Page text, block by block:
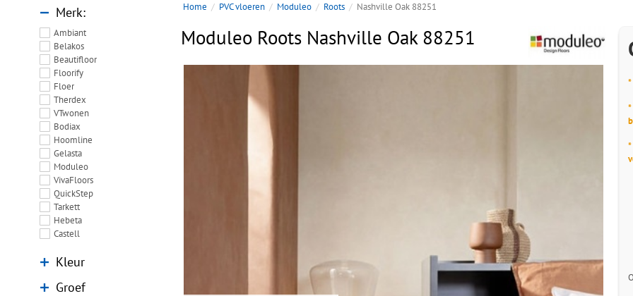
Merk
Ambiant
Belakos
Beautifloor
Floorify
Floer
Therdex
VTwonen
Bodiax
Hoomline
Gelasta
Moduleo
VivaFloors
QuickStep
Tarkett
Hebeta
Castell
Kleur
Groef
Home PVC vloeren Moduleo Roots Nashville Oak 88251
Moduleo Roots Nashville Oak 88251